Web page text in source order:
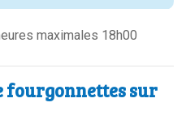
maximales 18h00
fourgonnettes sur